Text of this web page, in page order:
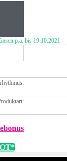
p.a. bis 19.10.2021